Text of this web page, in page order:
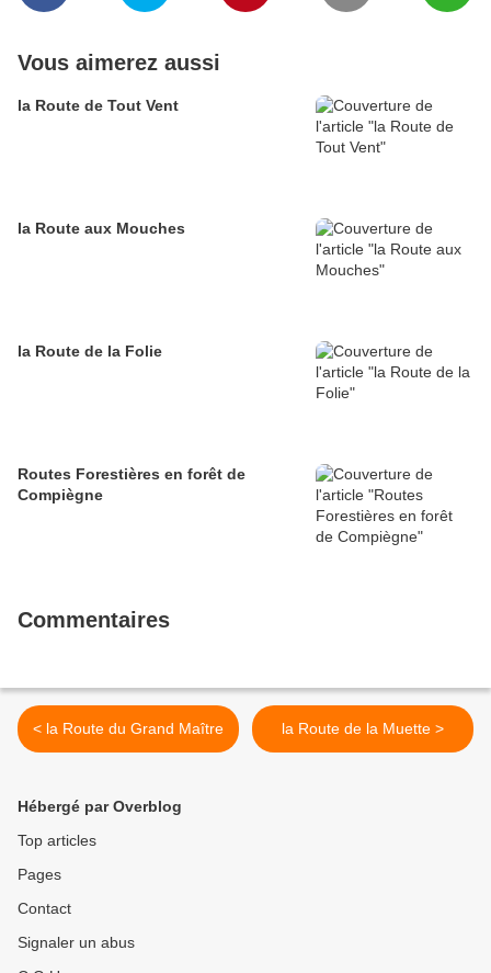
Vous aimerez aussi
la Route de Tout Vent
la Route aux Mouches
la Route de la Folie
Routes Forestières en forêt de
Compiègne
Commentaires
< la Route du Grand Maître la Route de la Muette >
Hébergé par Overblog
Top articles
Pages
Contact
Signaler un abus